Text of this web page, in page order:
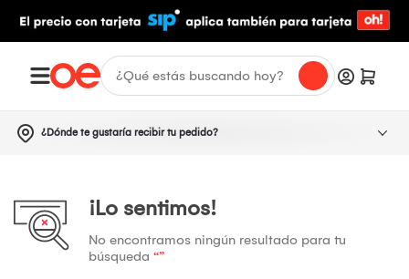
¿Dónde te gustaría recibir tu pedido?
¡Lo sentimos!
No encontramos ningún resultado para tu
búsqueda “”